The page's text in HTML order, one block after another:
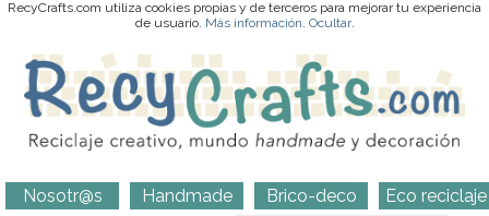
RecyCrafts.com utiliza cookies propias y de terceros para mejorar tu experiencia
de usuario. Más información. Ocultar.
Nosotr@s Handmade Brico-deco Eco reciclaje